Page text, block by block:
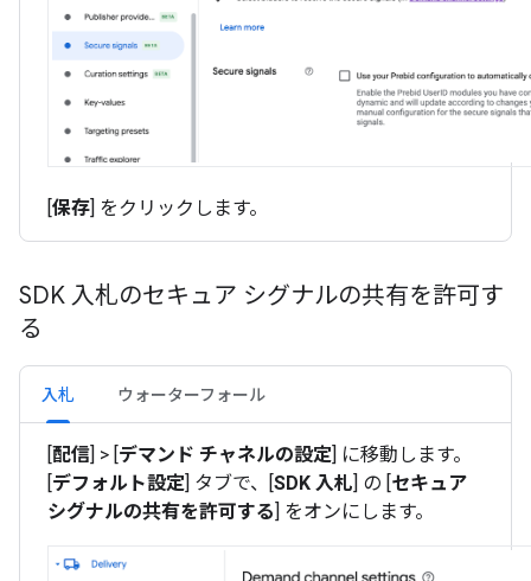
[保存] をクリックします。
SDK 入札のセキュア シグナルの共有を許可す
る
入札 ウォーターフォール
[配信] > [デマンド チャネルの設定] に移動します。
[デフォルト設定] タブで、[SDK 入札] の [セキュア
シグナルの共有を許可する] をオンにします。